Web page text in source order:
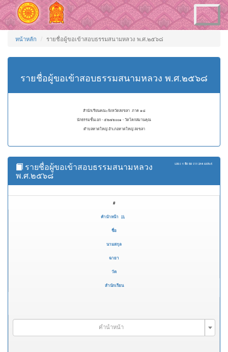
Toggle
navigation
หน้าหลัก รายชื่อผู้ขอเข้าสอบธรรมสนามหลวง พ.ศ.๒๕๖๘
รายชื่อผู้ขอเข้าสอบธรรมสนามหลวง พ.ศ.๒๕๖๘
สำนักเรียนคณะจังหวัดสงขลา ภาค ๑๘
นักธรรมชั้นเอก - ๕๒๗๒๐๐๑ - วัดโคกสมานคุณ
ตำบลหาดใหญ่ อำเภอหาดใหญ่ สงขลา
แสดง 1 ถึง 50 จาก 214 ผลลัพธ์
รายชื่อผู้ขอเข้าสอบธรรมสนามหลวง
พ.ศ.๒๕๖๘
#
คำนำหน้า
ชื่อ
นามสกุล
ฉายา
วัด
สำนักเรียน
คำนำหน้า